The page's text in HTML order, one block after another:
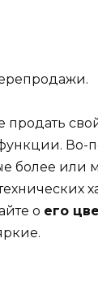
Во-
более
о его